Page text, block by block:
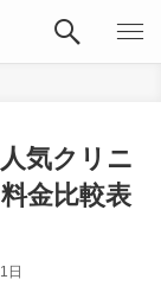
気クリニ
金比較表
日